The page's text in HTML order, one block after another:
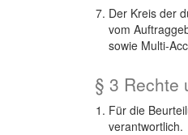
Der Kreis der
vom
sowie Multi-
§ 3 Rechte
Für die
verantwortlich.